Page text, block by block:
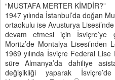
“MUSTAFA MERTER KİMDİR?”
1947 yılında İstanbul’da doğan
ortaokulu ise Avusturya
devam etmesi için İsviçre’ye
Moritz’de Montalya Lisesi’nden
1969 yılında İsviçre Federal
süre Almanya’da dahiliye
değişikliği yaparak